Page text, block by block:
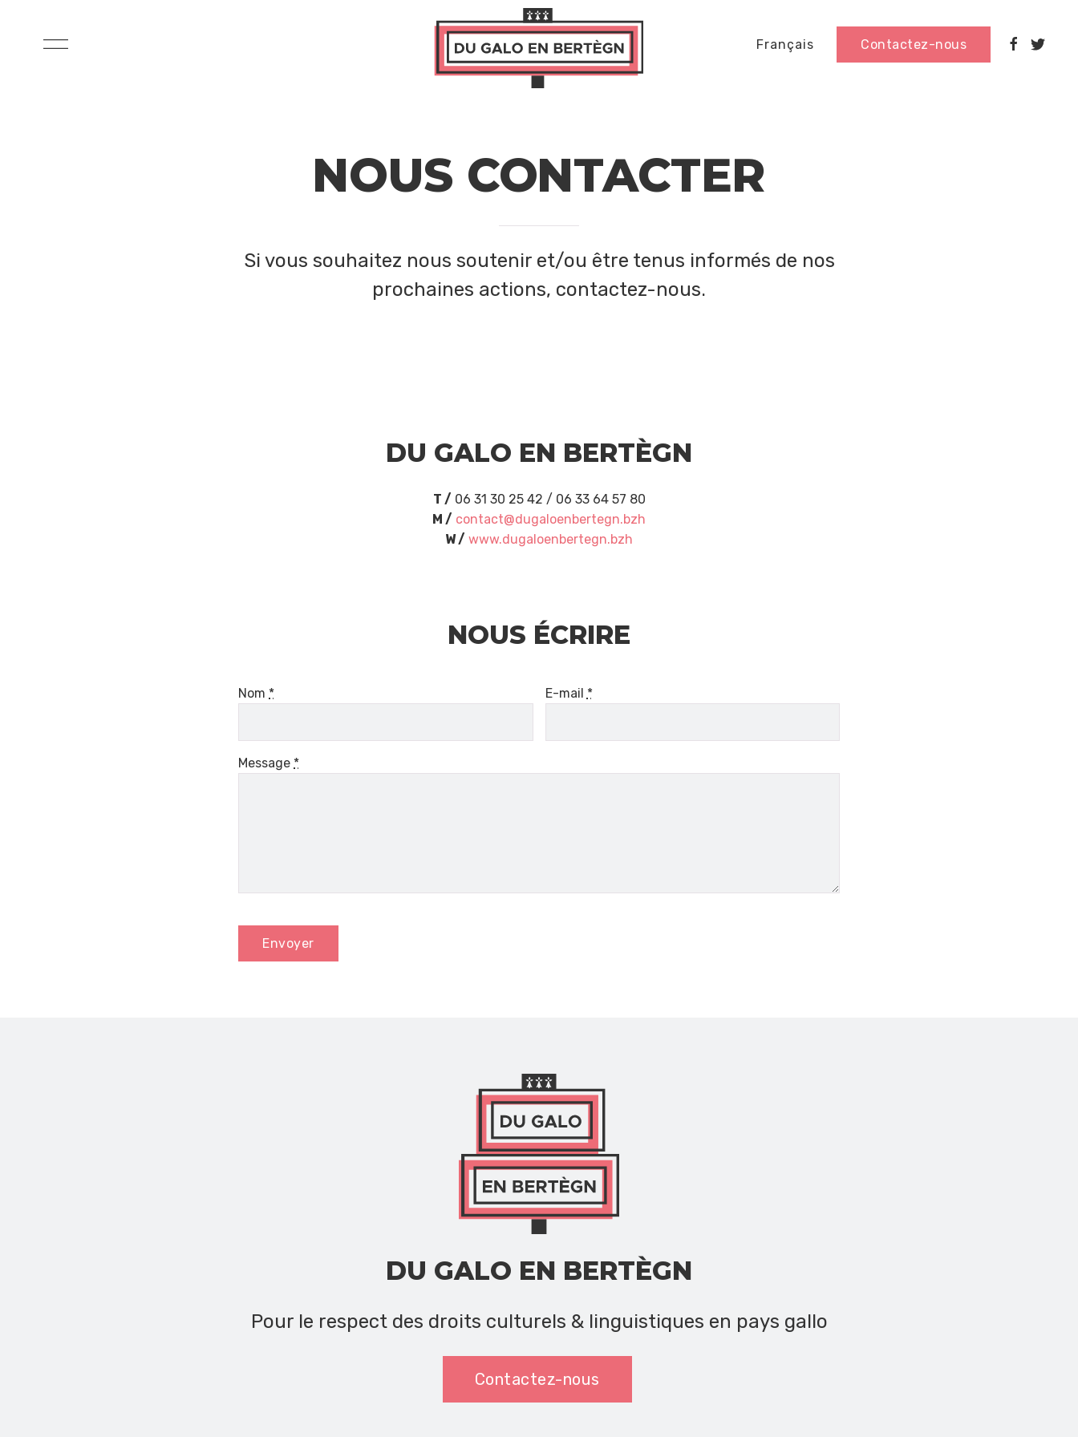
Français Contactez-nous
NOUS CONTACTER
Si vous souhaitez nous soutenir et/ou être tenus informés de nos
prochaines actions, contactez-nous.
DU GALO EN BERTÈGN
T / 06 31 30 25 42 / 06 33 64 57 80
M / contact@dugaloenbertegn.bzh
W / www.dugaloenbertegn.bzh
NOUS ÉCRIRE
Nom * E-mail *
Message *
Envoyer
DU GALO EN BERTÈGN
Pour le respect des droits culturels & linguistiques en pays gallo
Contactez-nous